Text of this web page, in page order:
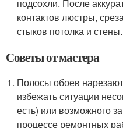
подсохли. После
контактов люстры,
стыков потолка и стены.
Советы от мастера
Полосы обоев
избежать ситуации
есть) или возможного
процессе ремонтных